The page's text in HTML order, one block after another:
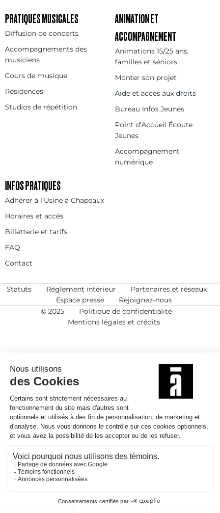
PRATIQUES MUSICALES
Diffusion de concerts
Accompagnements des
musiciens
Cours de musique
Résidences
Studios de répétition
ANIMATION ET
ACCOMPAGNEMENT
Animations 15/25 ans,
familles et séniors
Monter son projet
Aide et accès aux droits
Bureau Infos Jeunes
Point d’Accueil Écoute
Jeunes
Accompagnement
numérique
INFOS PRATIQUES
Adhérer à l’Usine à Chapeaux
Horaires et accès
Billetterie et tarifs
FAQ
Contact
Statuts Règlement intérieur
Partenaires et réseaux
Espace presse
Rejoignez-nous
© 2025
Politique de confidentialité
Mentions légales et crédits